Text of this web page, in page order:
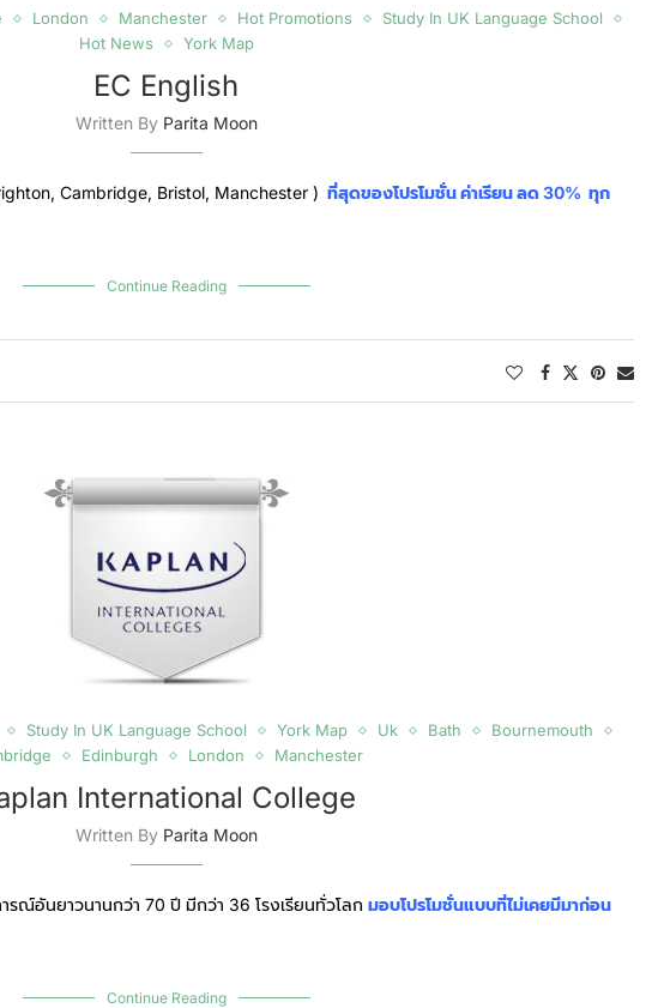
London Manchester Hot Promotions
Study In UK Language School
Hot News
York Map
EC English
Written By Parita Moon
Cambridge, Bristol, Manchester ) ที่สุดของโปรโมชั่น ค่าเรียน ลด 30% ทุก
Continue Reading
Study In UK Language School York Map Uk Bath
Bournemouth
Edinburgh London Manchester
International College
Written By Parita Moon
ณ์อันยาวนานกว่า 70 ปี มีกว่า 36 โรงเรียนทั่วโลก มอบโปรโมชั่นแบบที่ไม่เคยมีมาก่อน
Continue Reading